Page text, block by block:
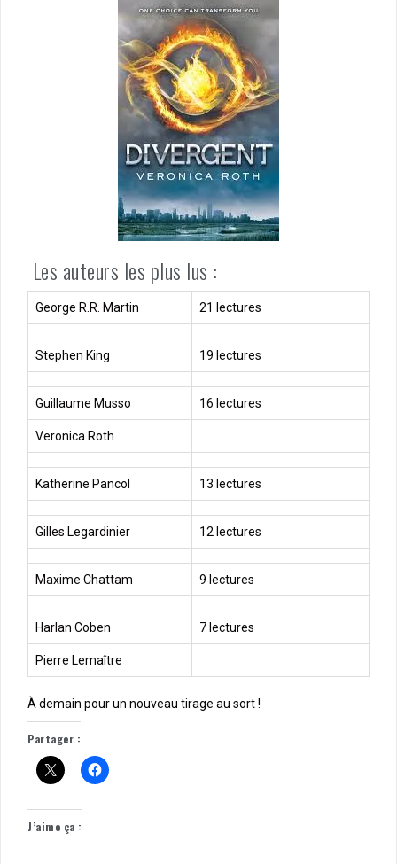
Les auteurs les plus lus :
George R.R. Martin 21 lectures
Stephen King 19 lectures
Guillaume Musso 16 lectures
Veronica Roth
Katherine Pancol 13 lectures
Gilles Legardinier 12 lectures
Maxime Chattam 9 lectures
Harlan Coben 7 lectures
Pierre Lemaître
À demain pour un nouveau tirage au sort !
Partager :
J’aime ça :